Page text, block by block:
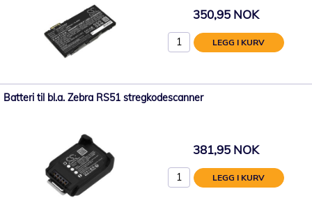
350,95 NOK
LEGG I KURV
Batteri til bl.a. Zebra RS51 stregkodescanner
381,95 NOK
LEGG I KURV